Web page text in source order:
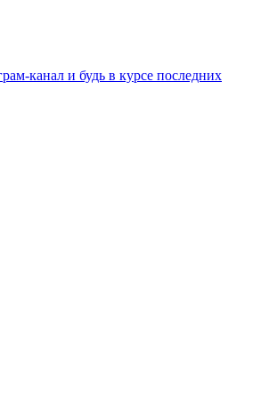
канал и будь в курсе последних